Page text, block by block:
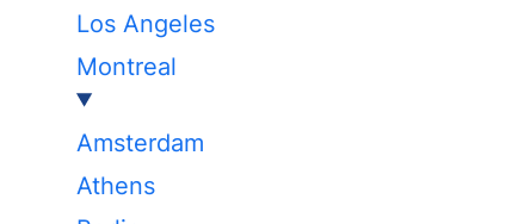
Los Angeles
Montreal
Amsterdam
Athens